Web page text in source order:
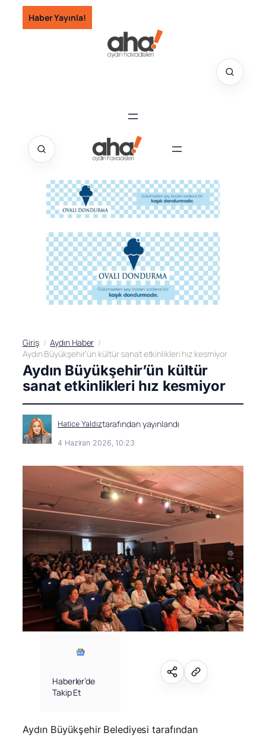
İçeriğe
geç
Haber Yayınla!
Giriş
Aydın Haber
Aydın Büyükşehir’ün kültür sanat etkinlikleri hız kesmiyor
Aydın Büyükşehir’ün kültür
sanat etkinlikleri hız kesmiyor
Hatice Yaldıztarafından yayınlandı
4 Haziran 2026, 10:23
Haberler’de
Takip Et
Aydın Büyükşehir Belediyesi tarafından